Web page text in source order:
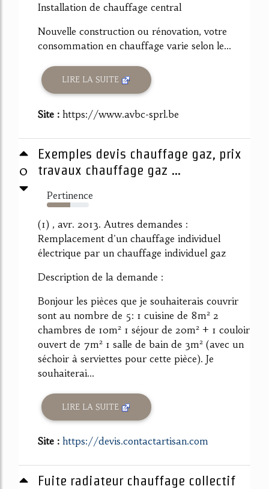
Installation de chauffage central
Nouvelle construction ou rénovation, votre
consommation en chauffage varie selon le...
LIRE LA SUITE
Site : https://www.avbc-sprl.be
0
Exemples devis chauffage gaz, prix
travaux chauffage gaz ...
Pertinence
56%
(1) , avr. 2013. Autres demandes :
Remplacement d'un chauffage individuel
électrique par un chauffage individuel gaz
Description de la demande :
Bonjour les pièces que je souhaiterais couvrir
sont au nombre de 5: 1 cuisine de 8m² 2
chambres de 10m² 1 séjour de 20m² + 1 couloir
ouvert de 7m² 1 salle de bain de 3m² (avec un
séchoir à serviettes pour cette pièce). Je
souhaiterai...
LIRE LA SUITE
Site : https://devis.contactartisan.com
Fuite radiateur chauffage collectif